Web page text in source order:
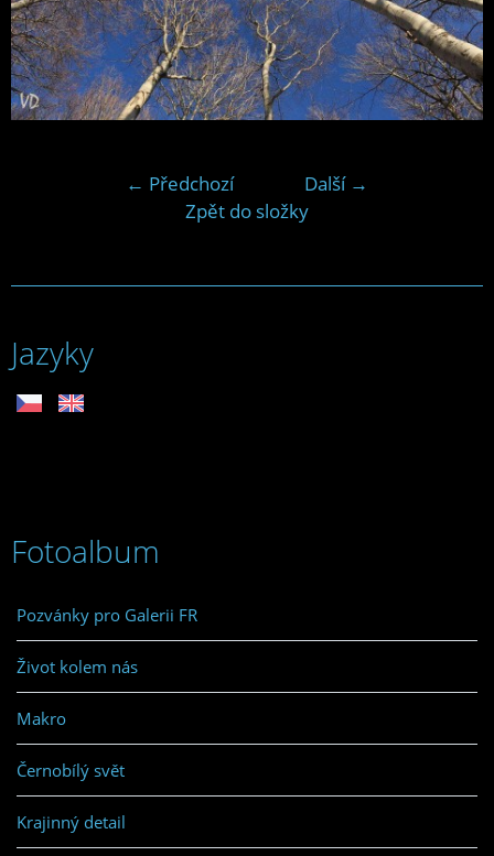
← Předchozí
Další →
Zpět do složky
Jazyky
Fotoalbum
Pozvánky pro Galerii FR
Život kolem nás
Makro
Černobílý svět
Krajinný detail